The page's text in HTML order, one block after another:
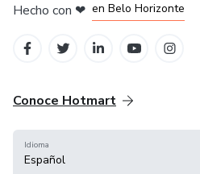
Hecho con ❤ en Belo Horizonte
Conoce Hotmart
Idioma
Español